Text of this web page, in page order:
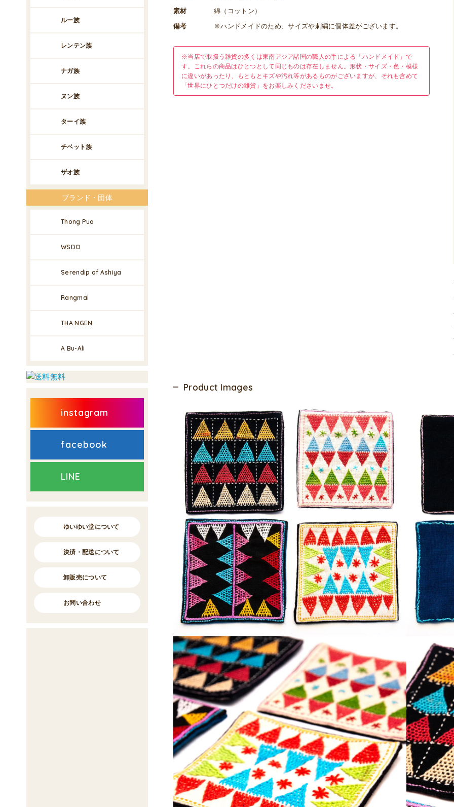
素材
綿（コットン）
備考
※ハンドメイドのため、サイズや刺繍に個体差がございます。
※当店で取扱う雑貨の多くは東南アジア諸国の職人の手による「ハンドメイド」で
す。これらの商品はひとつとして同じものは存在しません。形状・サイズ・色・模様
に違いがあったり、もともとキズや汚れ等があるものがございますが、それも含めて
「世界にひとつだけの雑貨」をお楽しみくださいませ。
Product Images
ルー族
レンテン族
ナガ族
ヌン族
ターイ族
チベット族
ザオ族
ブランド・団体
Thong Pua
WSDO
Serendip of Ashiya
Rangmai
THA NGEN
A Bu-Ali
instagram
facebook
LINE
ゆいゆい堂について
決済・配送について
卸販売について
お問い合わせ